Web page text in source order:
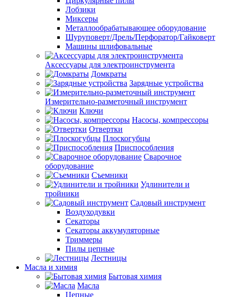
Лобзики
Миксеры
Металлообрабатывающее оборудование
Шуруповерт/Дрель/Перфоратор/Гайковерт
Машины шлифовальные
Аксессуары для электроинструмента
Домкраты
Зарядные устройства
Измерительно-разметочный инструмент
Ключи
Насосы, компрессоры
Отвертки
Плоскогубцы
Приспособления
Сварочное
оборудование
Съемники
Удлинители и
тройники
Садовый инструмент
Воздуходувки
Секаторы
Секаторы аккумуляторные
Триммеры
Пилы цепные
Лестницы
Масла и химия
Бытовая химия
Масла
Цепные